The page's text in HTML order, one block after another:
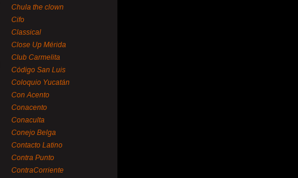
Chula the clown
Cifo
Classical
Close Up Mérida
Club Carmelita
Código San Luis
Coloquio Yucatán
Con Acento
Conacento
Conaculta
Conejo Belga
Contacto Latino
Contra Punto
ContraCorriente